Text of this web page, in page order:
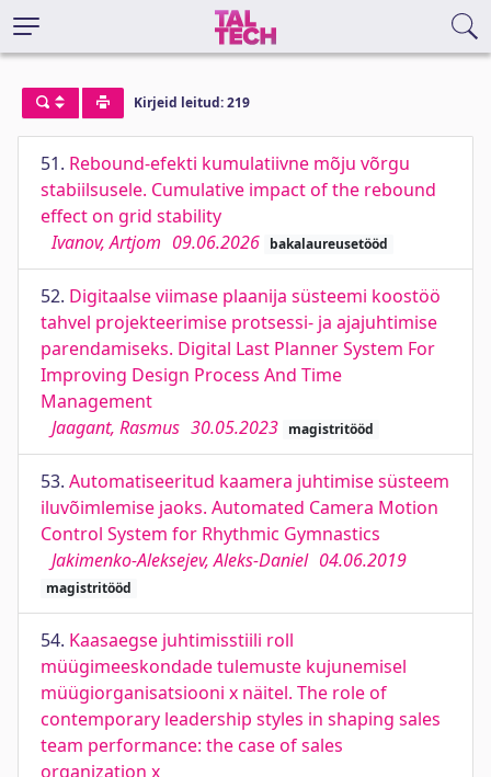
Kirjeid leitud: 219
51. Rebound-efekti kumulatiivne mõju võrgu
stabiilsusele. Cumulative impact of the rebound
effect on grid stability
Ivanov, Artjom 09.06.2026 bakalaureusetööd
52. Digitaalse viimase plaanija süsteemi koostöö
tahvel projekteerimise protsessi- ja ajajuhtimise
parendamiseks. Digital Last Planner System For
Improving Design Process And Time
Management
Jaagant, Rasmus 30.05.2023 magistritööd
53. Automatiseeritud kaamera juhtimise süsteem
iluvõimlemise jaoks. Automated Camera Motion
Control System for Rhythmic Gymnastics
Jakimenko-Aleksejev, Aleks-Daniel 04.06.2019
magistritööd
54. Kaasaegse juhtimisstiili roll
müügimeeskondade tulemuste kujunemisel
müügiorganisatsiooni x näitel. The role of
contemporary leadership styles in shaping sales
team performance: the case of sales
organization x